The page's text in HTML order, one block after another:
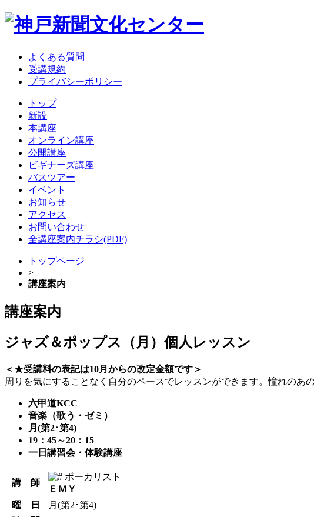
よくある質問
受講規約
プライバシーポリシー
トップ
新設
本講座
オンライン講座
公開講座
ビギナーズ講座
バスツアー
イベント
お知らせ
アクセス
お問い合わせ
全講座案内チラシ(PDF)
トップページ
>
講座案内
講座案内
ジャズ＆ポップス（月）個人レッスン
＜★受講料の表記は10月からの改定金額です＞
周りを気にすることなく自分のペースでレッスンができます。憧れの
六甲道KCC
音楽（歌う・ゼミ）
月(第2･第4)
19：45～20：15
一日講習会・体験講座
講 師
ボーカリスト
ＥＭＹ
曜 日
月(第2･第4)